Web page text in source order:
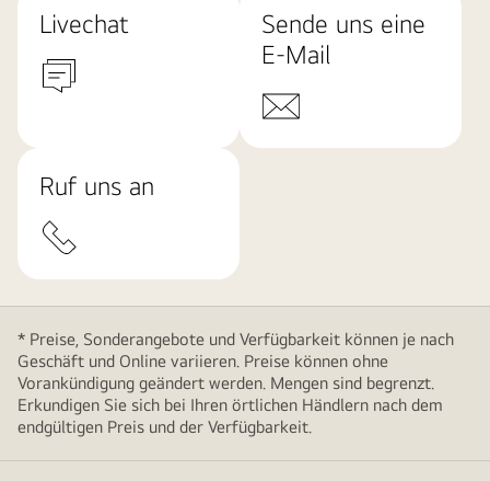
Livechat
Sende uns eine
E-Mail
Ruf uns an
* Preise, Sonderangebote und Verfügbarkeit können je nach
Geschäft und Online variieren. Preise können ohne
Vorankündigung geändert werden. Mengen sind begrenzt.
Erkundigen Sie sich bei Ihren örtlichen Händlern nach dem
endgültigen Preis und der Verfügbarkeit.